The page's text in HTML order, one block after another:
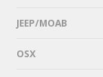
JEEP/MOAB
OSX